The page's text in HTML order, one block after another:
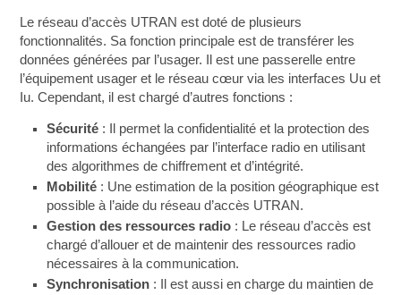
Le réseau d’accès UTRAN est doté de plusieurs
fonctionnalités. Sa fonction principale est de transférer les
données générées par l’usager. Il est une passerelle entre
l’équipement usager et le réseau cœur via les interfaces Uu et
Iu. Cependant, il est chargé d’autres fonctions :
Sécurité : Il permet la confidentialité et la protection des
informations échangées par l’interface radio en utilisant
des algorithmes de chiffrement et d’intégrité.
Mobilité : Une estimation de la position géographique est
possible à l’aide du réseau d’accès UTRAN.
Gestion des ressources radio : Le réseau d’accès est
chargé d’allouer et de maintenir des ressources radio
nécessaires à la communication.
Synchronisation : Il est aussi en charge du maintien de